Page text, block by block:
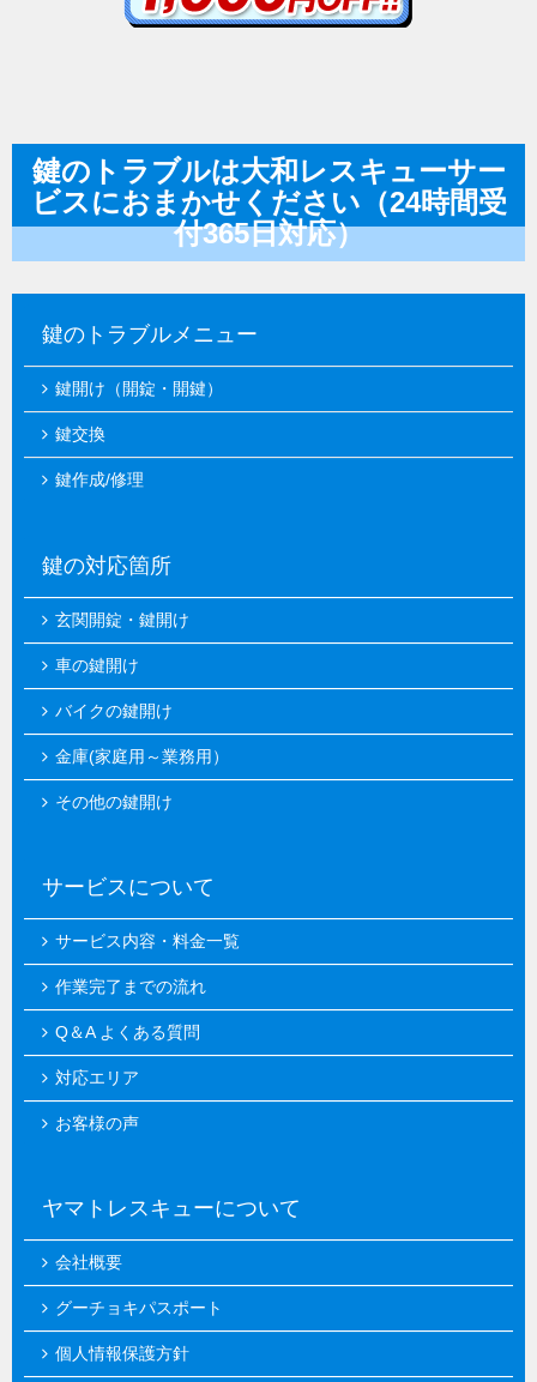
鍵のトラブルは大和レスキューサー
ビスにおまかせください（24時間受
付365日対応）
鍵のトラブルメニュー
鍵開け（開錠・開鍵）
鍵交換
鍵作成/修理
鍵の対応箇所
玄関開錠・鍵開け
車の鍵開け
バイクの鍵開け
金庫(家庭用～業務用）
その他の鍵開け
サービスについて
サービス内容・料金一覧
作業完了までの流れ
Q＆A よくある質問
対応エリア
お客様の声
ヤマトレスキューについて
会社概要
グーチョキパスポート
個人情報保護方針